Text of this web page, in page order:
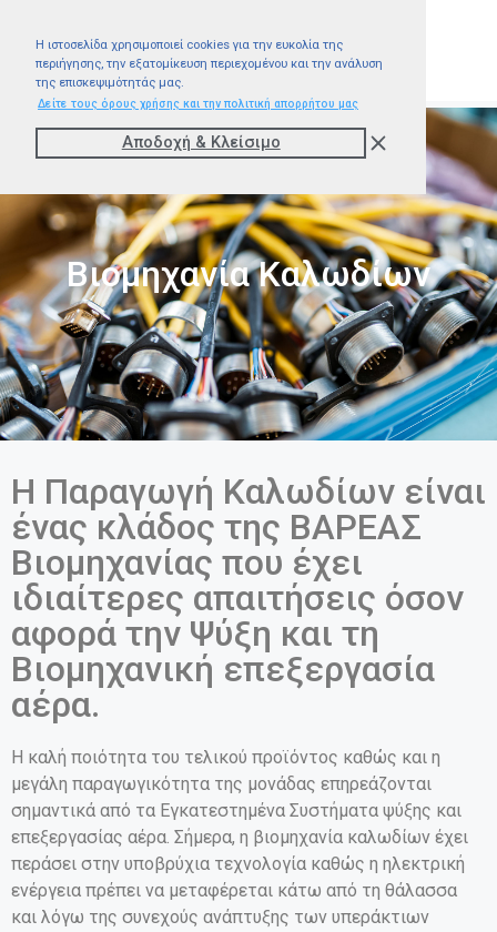
Η ιστοσελίδα χρησιμοποιεί cookies για την ευκολία της
περιήγησης, την εξατομίκευση περιεχομένου και την ανάλυση
της επισκεψιμότητάς μας.
Δείτε τους όρους χρήσης και την πολιτική απορρήτου μας
Αποδοχή & Kλείσιμο
Βιομηχανία Καλωδίων
Η Παραγωγή Καλωδίων είναι
ένας κλάδος της ΒΑΡΕΑΣ
Βιομηχανίας που έχει
ιδιαίτερες απαιτήσεις όσον
αφορά την Ψύξη και τη
Βιομηχανική επεξεργασία
αέρα.
Η καλή ποιότητα του τελικού προϊόντος καθώς και η
μεγάλη παραγωγικότητα της μονάδας επηρεάζονται
σημαντικά από τα Εγκατεστημένα Συστήματα ψύξης και
επεξεργασίας αέρα. Σήμερα, η βιομηχανία καλωδίων έχει
περάσει στην υποβρύχια τεχνολογία καθώς η ηλεκτρική
ενέργεια πρέπει να μεταφέρεται κάτω από τη θάλασσα
και λόγω της συνεχούς ανάπτυξης των υπεράκτιων